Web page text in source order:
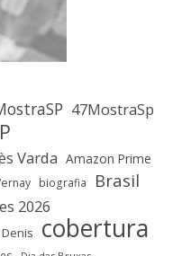
47MostraSp
Varda Amazon Prime
biografia Brasil
2026
cobertura